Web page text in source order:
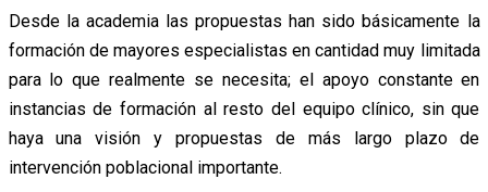
Desde la academia las propuestas han sido básicamente la
formación de mayores especialistas en cantidad muy limitada
para lo que realmente se necesita; el apoyo constante en
instancias de formación al resto del equipo clínico, sin que
haya una visión y propuestas de más largo plazo de
intervención poblacional importante.